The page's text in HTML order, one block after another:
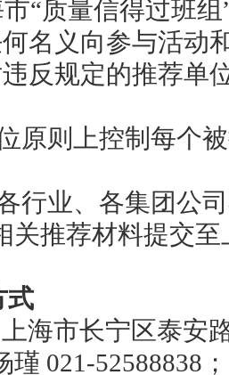
“质量信得过班
名义向参与活动
反规定的推荐单
原则上控制每个
行业、各集团公
关推荐材料提交
式
海市长宁区泰安
021-52588838；